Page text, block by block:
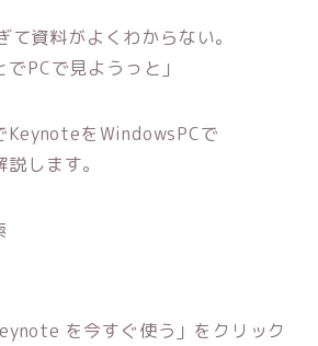
資料がよくわからない。
でPCで見ようっと」
KeynoteをWindowsPCで
します。
を今すぐ使う」をクリック